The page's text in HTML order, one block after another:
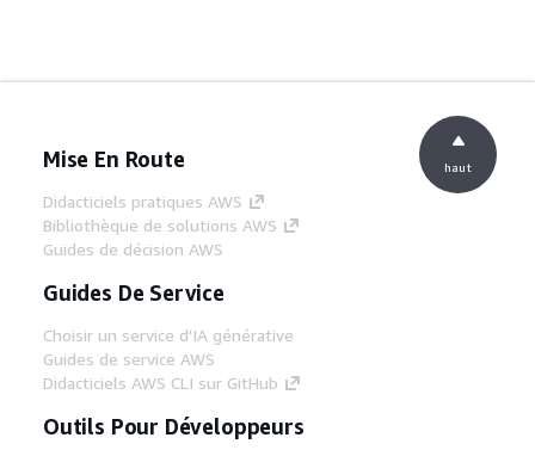
Mise En Route
Didacticiels pratiques AWS
Bibliothèque de solutions AWS
Guides de décision AWS
Guides De Service
Choisir un service d'IA générative
Guides de service AWS
Didacticiels AWS CLI sur GitHub
Outils Pour Développeurs
haut